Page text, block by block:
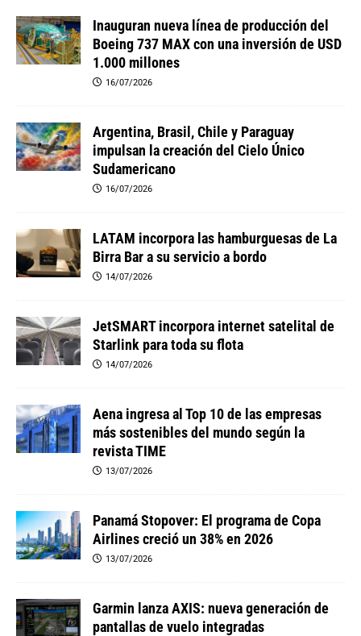
Inauguran nueva línea de producción del
Boeing 737 MAX con una inversión de USD
1.000 millones
16/07/2026
Argentina, Brasil, Chile y Paraguay
impulsan la creación del Cielo Único
Sudamericano
16/07/2026
LATAM incorpora las hamburguesas de La
Birra Bar a su servicio a bordo
14/07/2026
JetSMART incorpora internet satelital de
Starlink para toda su flota
14/07/2026
Aena ingresa al Top 10 de las empresas
más sostenibles del mundo según la
revista TIME
13/07/2026
Panamá Stopover: El programa de Copa
Airlines creció un 38% en 2026
13/07/2026
Garmin lanza AXIS: nueva generación de
pantallas de vuelo integradas